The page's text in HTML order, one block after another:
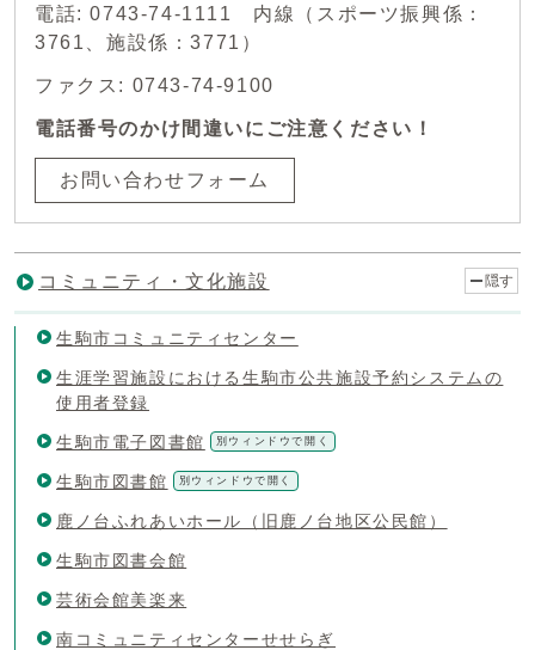
電話: 0743-74-1111 内線（スポーツ振興係：
3761、施設係：3771）
ファクス: 0743-74-9100
電話番号のかけ間違いにご注意ください！
お問い合わせフォーム
コミュニティ・文化施設 隠す
生駒市コミュニティセンター
生涯学習施設における生駒市公共施設予約システムの
使用者登録
生駒市電子図書館 別ウィンドウで開く
生駒市図書館 別ウィンドウで開く
鹿ノ台ふれあいホール（旧鹿ノ台地区公民館）
生駒市図書会館
芸術会館美楽来
南コミュニティセンターせせらぎ